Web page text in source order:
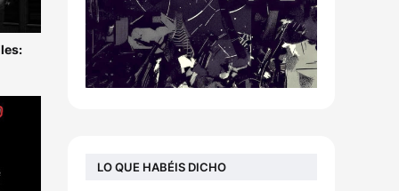
LO QUE HABÉIS DICHO